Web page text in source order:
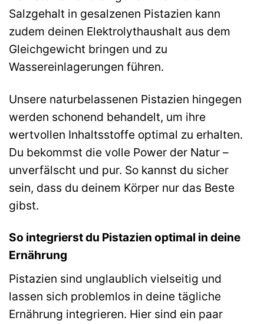
Salzgehalt in gesalzenen Pistazien kann
zudem deinen Elektrolythaushalt aus dem
Gleichgewicht bringen und zu
Wassereinlagerungen führen.
Unsere naturbelassenen Pistazien hingegen
werden schonend behandelt, um ihre
wertvollen Inhaltsstoffe optimal zu erhalten.
Du bekommst die volle Power der Natur –
unverfälscht und pur. So kannst du sicher
sein, dass du deinem Körper nur das Beste
gibst.
So integrierst du Pistazien optimal in deine
Ernährung
Pistazien sind unglaublich vielseitig und
lassen sich problemlos in deine tägliche
Ernährung integrieren. Hier sind ein paar